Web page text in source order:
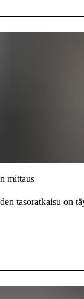
mittaus
tasoratkaisu on